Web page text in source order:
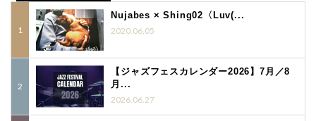
Nujabes × Shing02〈Luv(...
2020.06.05
【ジャズフェスカレンダー2026】7月／8
月...
2026.06.27